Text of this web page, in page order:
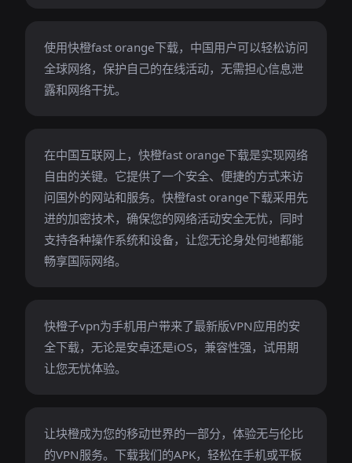
使用快橙fast orange下载，中国用户可以轻松访问
全球网络，保护自己的在线活动，无需担心信息泄
露和网络干扰。
在中国互联网上，快橙fast orange下载是实现网络
自由的关键。它提供了一个安全、便捷的方式来访
问国外的网站和服务。快橙fast orange下载采用先
进的加密技术，确保您的网络活动安全无忧，同时
支持各种操作系统和设备，让您无论身处何地都能
畅享国际网络。
快橙子vpn为手机用户带来了最新版VPN应用的安
全下载，无论是安卓还是iOS，兼容性强，试用期
让您无忧体验。
让块橙成为您的移动世界的一部分，体验无与伦比
的VPN服务。下载我们的APK，轻松在手机或平板